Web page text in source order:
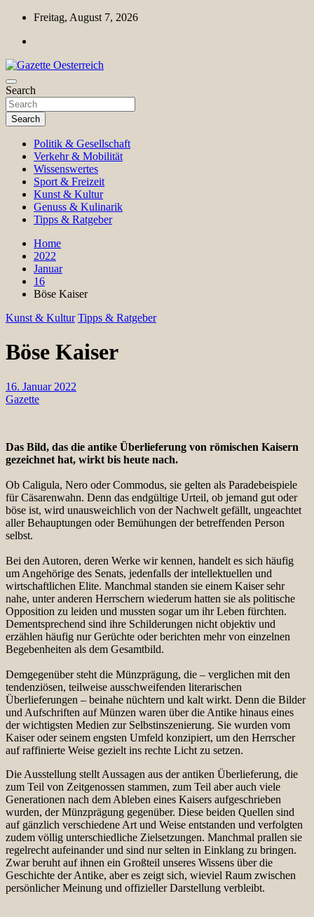
Skip
content
Freitag, August 7, 2026
Gazette Oesterreich
Magazin für Freizeit, Politik, Kultur & Wissenschaft
Search
Search
Politik & Gesellschaft
Verkehr & Mobilität
Wissenswertes
Sport & Freizeit
Kunst & Kultur
Genuss & Kulinarik
Tipps & Ratgeber
Home
2022
Januar
16
Böse Kaiser
Kunst & Kultur Tipps & Ratgeber
Böse Kaiser
16. Januar 2022
Gazette
Das Bild, das die antike Überlieferung von römischen Kaisern
gezeichnet hat, wirkt bis heute nach.
Ob Caligula, Nero oder Commodus, sie gelten als Paradebeispiele
für Cäsarenwahn. Denn das endgültige Urteil, ob jemand gut oder
böse ist, wird unausweichlich von der Nachwelt gefällt, ungeachtet
aller Behauptungen oder Bemühungen der betreffenden Person
selbst.
Bei den Autoren, deren Werke wir kennen, handelt es sich häufig
um Angehörige des Senats, jedenfalls der intellektuellen und
wirtschaftlichen Elite. Manchmal standen sie einem Kaiser sehr
nahe, unter anderen Herrschern wiederum hatten sie als politische
Opposition zu leiden und mussten sogar um ihr Leben fürchten.
Dementsprechend sind ihre Schilderungen nicht objektiv und
erzählen häufig nur Gerüchte oder berichten mehr von einzelnen
Begebenheiten als dem Gesamtbild.
Demgegenüber steht die Münzprägung, die – verglichen mit den
tendenziösen, teilweise ausschweifenden literarischen
Überlieferungen – beinahe nüchtern und kalt wirkt. Denn die Bilder
und Aufschriften auf Münzen waren über die Antike hinaus eines
der wichtigsten Medien zur Selbstinszenierung. Sie wurden vom
Kaiser oder seinem engsten Umfeld konzipiert, um den Herrscher
auf raffinierte Weise gezielt ins rechte Licht zu setzen.
Die Ausstellung stellt Aussagen aus der antiken Überlieferung, die
zum Teil von Zeitgenossen stammen, zum Teil aber auch viele
Generationen nach dem Ableben eines Kaisers aufgeschrieben
wurden, der Münzprägung gegenüber. Diese beiden Quellen sind
auf gänzlich verschiedene Art und Weise entstanden und verfolgten
zudem völlig unterschiedliche Zielsetzungen. Manchmal prallen sie
regelrecht aufeinander und sind nur selten in Einklang zu bringen.
Zwar beruht auf ihnen ein Großteil unseres Wissens über die
Geschichte der Antike, aber es zeigt sich, wieviel Raum zwischen
persönlicher Meinung und offizieller Darstellung verbleibt.